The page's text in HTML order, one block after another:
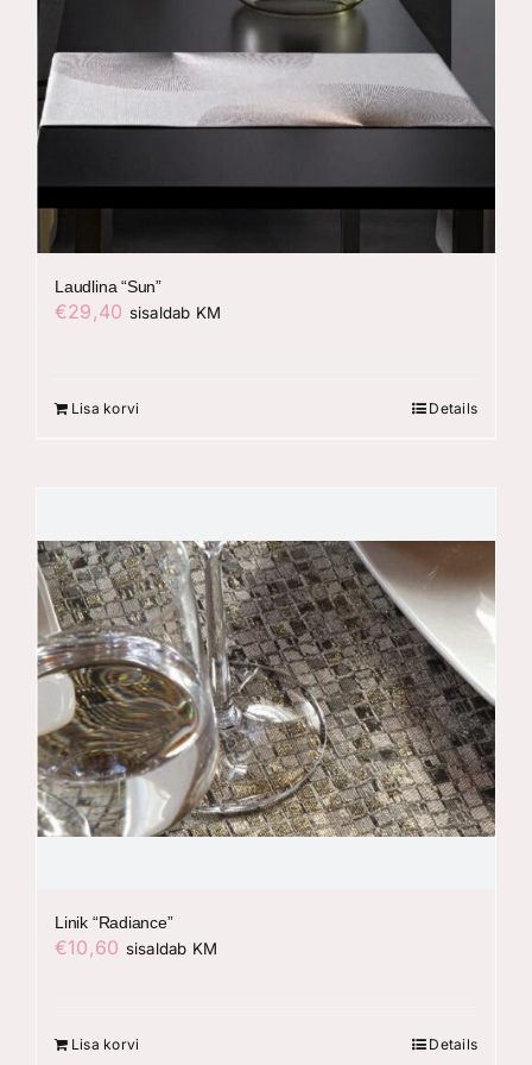
Laudlina “Sun”
€29,40 sisaldab KM
Lisa korvi Details
Linik “Radiance”
€10,60 sisaldab KM
Lisa korvi Details